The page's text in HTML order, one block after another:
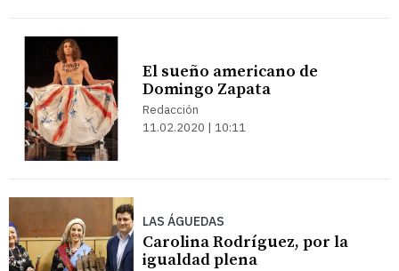
El sueño americano de
Domingo Zapata
Redacción
11.02.2020 | 10:11
LAS ÁGUEDAS
Carolina Rodríguez, por la
igualdad plena